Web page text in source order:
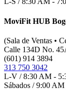
MoviFit HUB
(Sala de Ventas •
Calle 134D No.
(601) 914 3894
313 750 3042
L-V / 8:30 AM -
Sábados / 9:00